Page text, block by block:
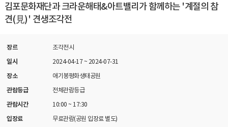
김포문화재단과 크라운해태&아트밸리가 함께하는 '계절의 참
견(見)' 견생조각전
장르
조각전시
일시
2024-04-17~ 2024-07-31
장소
애기봉평화생태공원
관람등급
전체관람등급
관람시간
10:00 ~ 17:30
입장료
무료관람(공원 입장료 별도)